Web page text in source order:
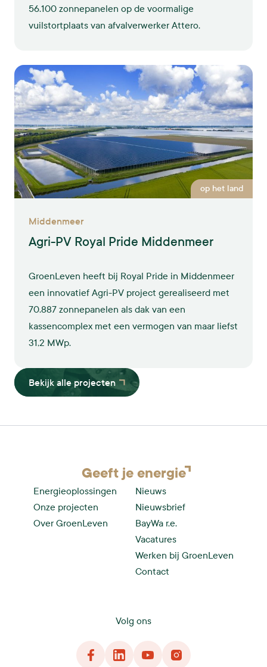
56.100 zonnepanelen op de voormalige
vuilstortplaats van afvalverwerker Attero.
op het land
Middenmeer
Agri-PV Royal Pride Middenmeer
GroenLeven heeft bij Royal Pride in Middenmeer
een innovatief Agri-PV project gerealiseerd met
70.887 zonnepanelen als dak van een
kassencomplex met een vermogen van maar liefst
31,2 MWp.
Bekijk alle projecten
Geeft je energie
Energieoplossingen
Onze projecten
Over GroenLeven
Nieuws
Nieuwsbrief
BayWa r.e.
Vacatures
Werken bij GroenLeven
Contact
Volg ons
FacebookLinkedInYouTubeInstagram